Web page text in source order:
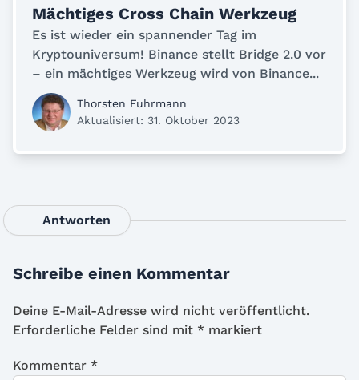
Mächtiges Cross Chain Werkzeug
Es ist wieder ein spannender Tag im
Kryptouniversum! Binance stellt Bridge 2.0 vor
– ein mächtiges Werkzeug wird von Binance...
Thorsten Fuhrmann
Aktualisiert: 31. Oktober 2023
Antworten
Schreibe einen Kommentar
Deine E-Mail-Adresse wird nicht veröffentlicht.
Erforderliche Felder sind mit * markiert
Kommentar *